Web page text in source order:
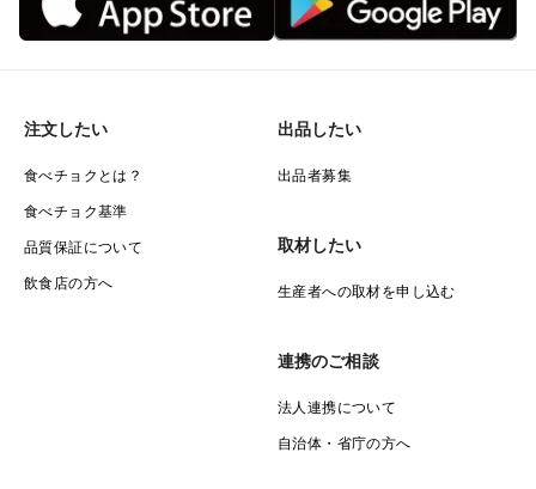
注文したい
食べチョクとは？
食べチョク基準
品質保証について
飲食店の方へ
出品したい
出品者募集
取材したい
生産者への取材を申し込む
連携のご相談
法人連携について
自治体・省庁の方へ